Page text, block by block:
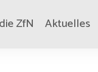
die ZfN Aktuelles